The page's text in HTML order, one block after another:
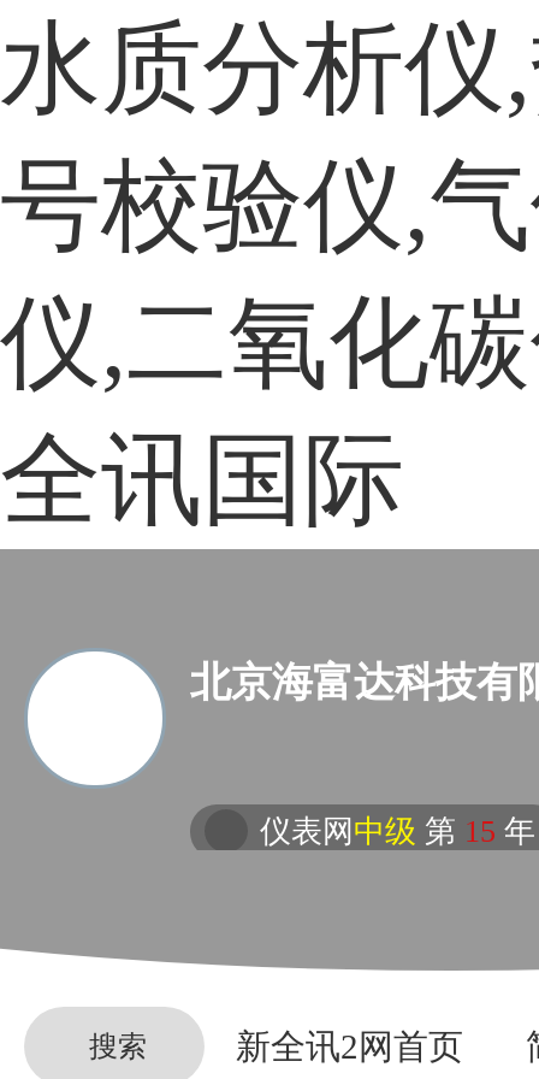
水质分析仪
号校验仪,
仪,二氧化
全讯国际
北京海富达科技有
仪表网中级 第 15 年
搜索 新全讯2网首页